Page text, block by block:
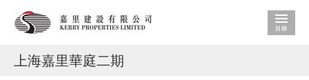
上海嘉里華庭二期